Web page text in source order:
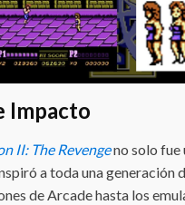
Impacto
II: The Revengeno solo fue
a toda una generación
de Arcade hasta los